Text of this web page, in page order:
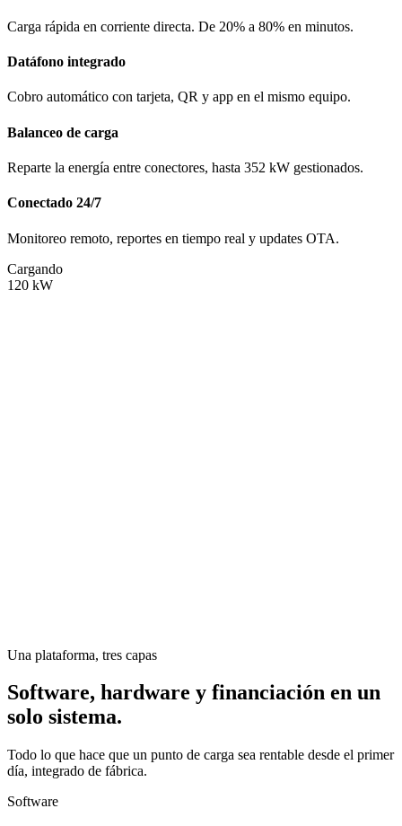
Carga rápida en corriente directa. De 20% a 80% en minutos.
Datáfono integrado
Cobro automático con tarjeta, QR y app en el mismo equipo.
Balanceo de carga
Reparte la energía entre conectores, hasta 352 kW gestionados.
Conectado 24/7
Monitoreo remoto, reportes en tiempo real y updates OTA.
Cargando
120 kW
Una plataforma, tres capas
Software, hardware y financiación en un
solo sistema.
Todo lo que hace que un punto de carga sea rentable desde el primer
día, integrado de fábrica.
Software